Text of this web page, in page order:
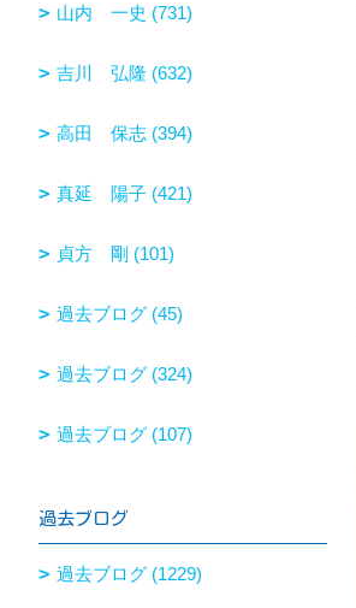
山内 一史 (731)
吉川 弘隆 (632)
高田 保志 (394)
真延 陽子 (421)
貞方 剛 (101)
過去ブログ (45)
過去ブログ (324)
過去ブログ (107)
過去ブログ
過去ブログ (1229)